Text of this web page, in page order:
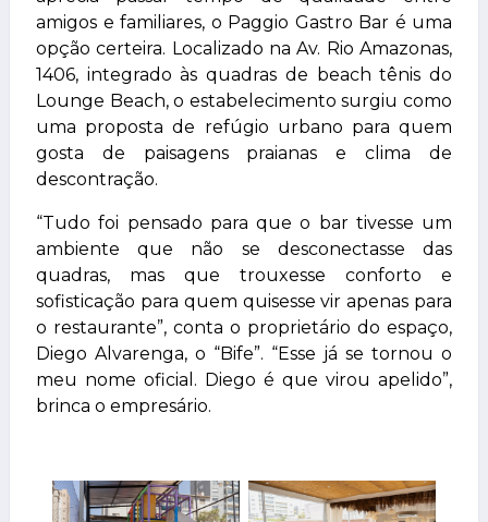
amigos e familiares, o Paggio Gastro Bar é uma
opção certeira. Localizado na Av. Rio Amazonas,
1406, integrado às quadras de beach tênis do
Lounge Beach, o estabelecimento surgiu como
uma proposta de refúgio urbano para quem
gosta de paisagens praianas e clima de
descontração.
“Tudo foi pensado para que o bar tivesse um
ambiente que não se desconectasse das
quadras, mas que trouxesse conforto e
sofisticação para quem quisesse vir apenas para
o restaurante”, conta o proprietário do espaço,
Diego Alvarenga, o “Bife”. “Esse já se tornou o
meu nome oficial. Diego é que virou apelido”,
brinca o empresário.